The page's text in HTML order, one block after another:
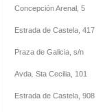
Concepción Arenal, 5
Estrada de Castela, 417
Praza de Galicia, s/n
Avda. Sta Cecilia, 101
Estrada de Castela, 908